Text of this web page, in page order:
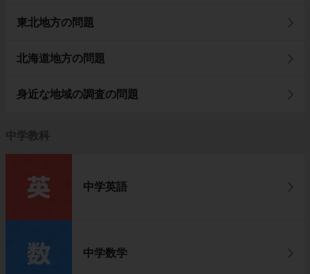
東北地方の問題
北海道地方の問題
身近な地域の調査の問題
中学教科
中学英語
中学数学